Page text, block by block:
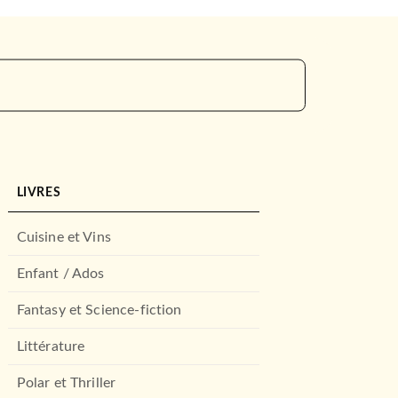
LIVRES
Cuisine et Vins
Enfant / Ados
Fantasy et Science-fiction
Littérature
Polar et Thriller